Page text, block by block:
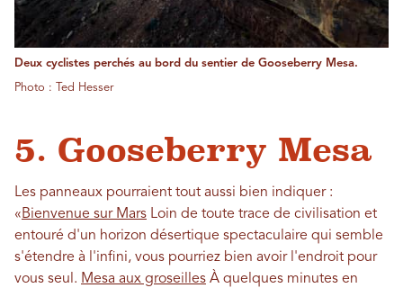
Deux cyclistes perchés au bord du sentier de Gooseberry Mesa.
Photo : Ted Hesser
5. Gooseberry Mesa
Les panneaux pourraient tout aussi bien indiquer :
«Bienvenue sur Mars Loin de toute trace de civilisation et
entouré d'un horizon désertique spectaculaire qui semble
s'étendre à l'infini, vous pourriez bien avoir l'endroit pour
vous seul. Mesa aux groseilles À quelques minutes en